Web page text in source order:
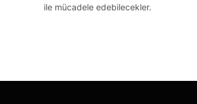
ile mücadele edebilecekler.